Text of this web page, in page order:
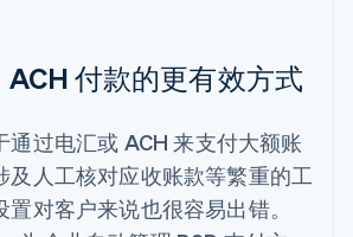
付款的更有效方式
通过电汇或 ACH 来支付大额账
及人工核对应收账款等繁重的工
对客户来说也很容易出错。